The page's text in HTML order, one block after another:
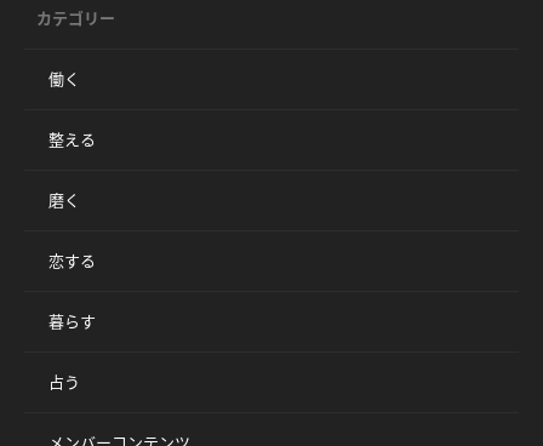
カテゴリー
働く
整える
磨く
恋する
暮らす
占う